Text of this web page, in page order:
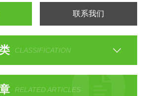
联系我们
CLASSIFICATION
RELATED ARTICLES